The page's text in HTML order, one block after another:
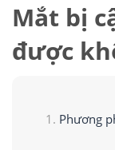
Mắt bị
được
Phương